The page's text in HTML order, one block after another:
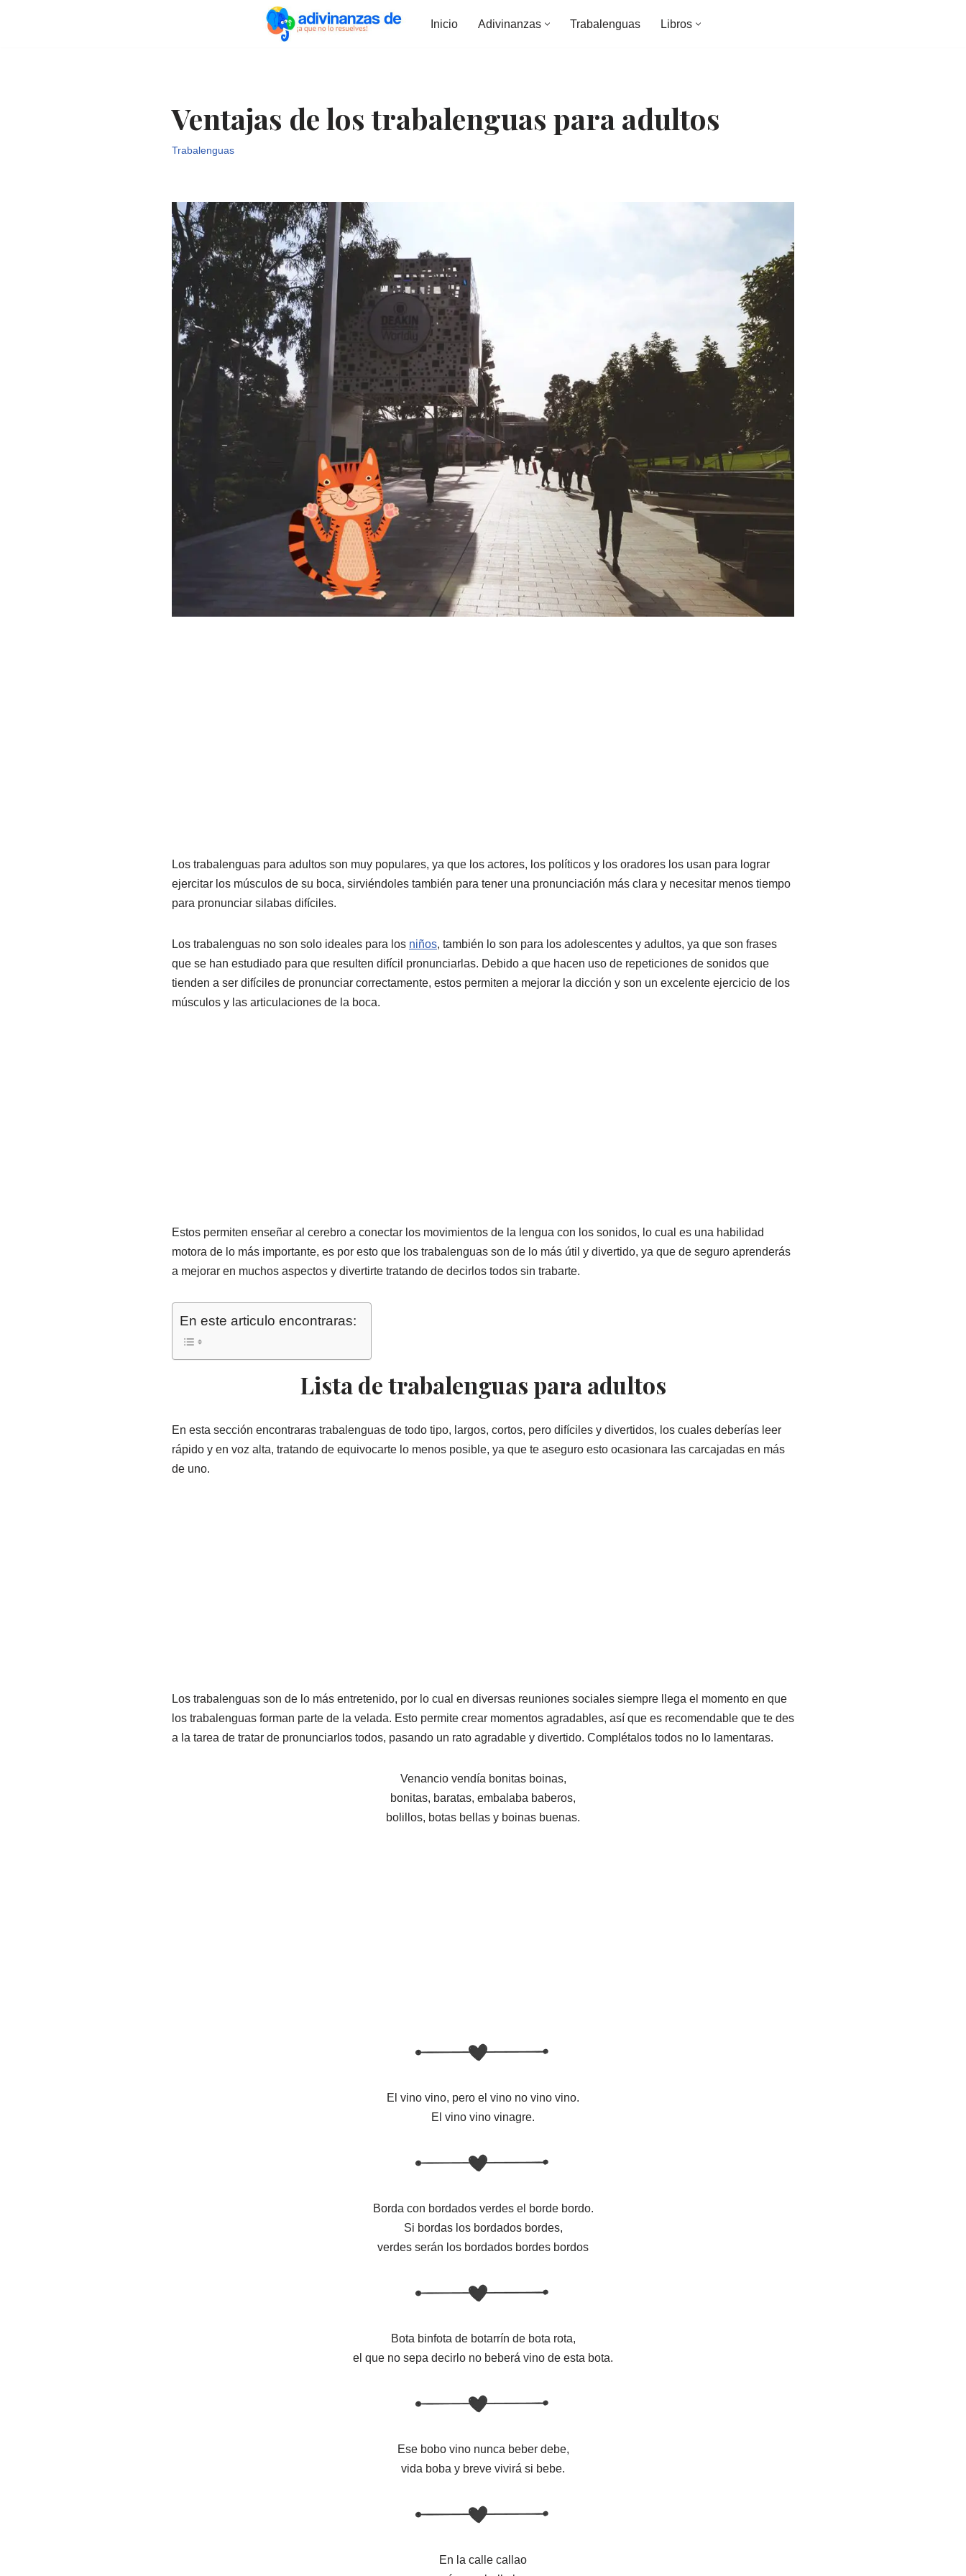
Inicio Adivinanzas Trabalenguas Libros
Ventajas de los trabalenguas para adultos
Trabalenguas
Los trabalenguas para adultos son muy populares, ya que los actores, los políticos y los oradores los usan para lograr
ejercitar los músculos de su boca, sirviéndoles también para tener una pronunciación más clara y necesitar menos tiempo
para pronunciar silabas difíciles.
Los trabalenguas no son solo ideales para los niños, también lo son para los adolescentes y adultos, ya que son frases
que se han estudiado para que resulten difícil pronunciarlas. Debido a que hacen uso de repeticiones de sonidos que
tienden a ser difíciles de pronunciar correctamente, estos permiten a mejorar la dicción y son un excelente ejercicio de los
músculos y las articulaciones de la boca.
Estos permiten enseñar al cerebro a conectar los movimientos de la lengua con los sonidos, lo cual es una habilidad
motora de lo más importante, es por esto que los trabalenguas son de lo más útil y divertido, ya que de seguro aprenderás
a mejorar en muchos aspectos y divertirte tratando de decirlos todos sin trabarte.
En este articulo encontraras:
Lista de trabalenguas para adultos
En esta sección encontraras trabalenguas de todo tipo, largos, cortos, pero difíciles y divertidos, los cuales deberías leer
rápido y en voz alta, tratando de equivocarte lo menos posible, ya que te aseguro esto ocasionara las carcajadas en más
de uno.
Los trabalenguas son de lo más entretenido, por lo cual en diversas reuniones sociales siempre llega el momento en que
los trabalenguas forman parte de la velada. Esto permite crear momentos agradables, así que es recomendable que te des
a la tarea de tratar de pronunciarlos todos, pasando un rato agradable y divertido. Complétalos todos no lo lamentaras.
Venancio vendía bonitas boinas,
bonitas, baratas, embalaba baberos,
bolillos, botas bellas y boinas buenas.
El vino vino, pero el vino no vino vino.
El vino vino vinagre.
Borda con bordados verdes el borde bordo.
Si bordas los bordados bordes,
verdes serán los bordados bordes bordos
Bota binfota de botarrín de bota rota,
el que no sepa decirlo no beberá vino de esta bota.
Ese bobo vino nunca beber debe,
vida boba y breve vivirá si bebe.
En la calle callao